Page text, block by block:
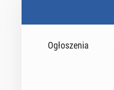
Ogłoszenia